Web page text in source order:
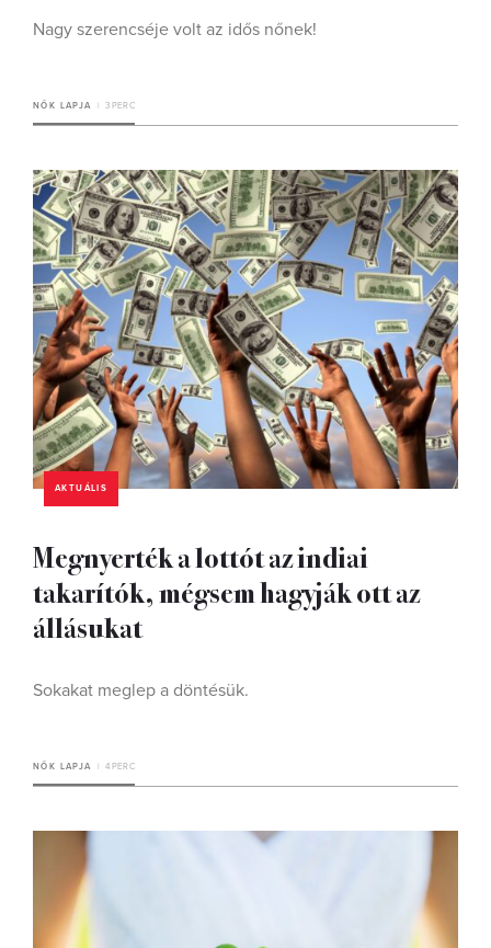
Nagy szerencséje volt az idős nőnek!
NŐK LAPJA 3 PERC
AKTUÁLIS
Megnyerték a lottót az indiai
takarítók, mégsem hagyják ott az
állásukat
Sokakat meglep a döntésük.
NŐK LAPJA 4 PERC